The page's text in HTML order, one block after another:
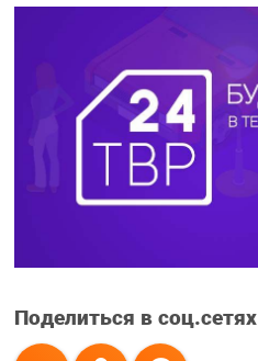
Поделиться в соц.сетях